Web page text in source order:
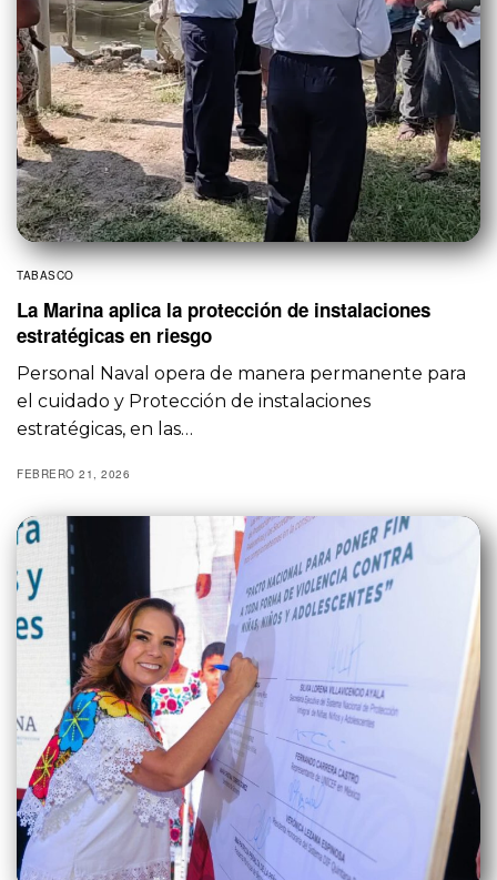
TABASCO
La Marina aplica la protección de instalaciones
estratégicas en riesgo
Personal Naval opera de manera permanente para
el cuidado y Protección de instalaciones
estratégicas, en las…
FEBRERO 21, 2026